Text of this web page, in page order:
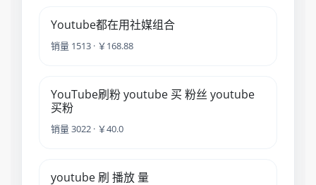
Youtube都在用社媒组合
销量 1513 · ￥168.88
YouTube刷粉 youtube 买 粉丝 youtube
买粉
销量 3022 · ￥40.0
youtube 刷 播放 量